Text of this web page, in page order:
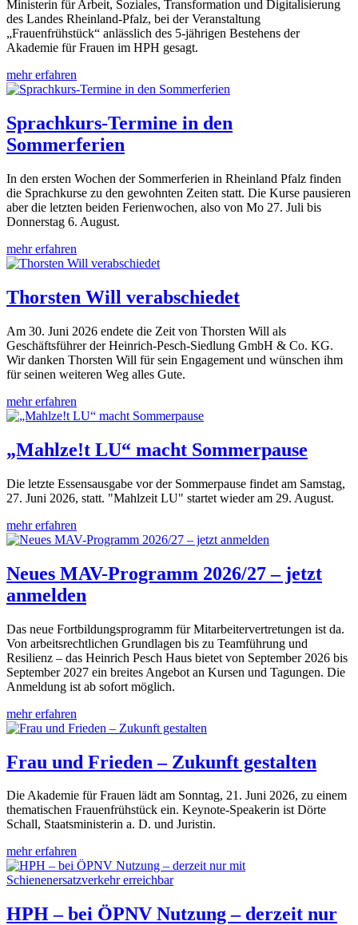
Ministerin für Arbeit, Soziales, Transformation und Digitalisierung
des Landes Rheinland-Pfalz, bei der Veranstaltung
„Frauenfrühstück“ anlässlich des 5-jährigen Bestehens der
Akademie für Frauen im HPH gesagt.
mehr erfahren
Sprachkurs-Termine in den
Sommerferien
In den ersten Wochen der Sommerferien in Rheinland Pfalz finden
die Sprachkurse zu den gewohnten Zeiten statt. Die Kurse pausieren
aber die letzten beiden Ferienwochen, also von Mo 27. Juli bis
Donnerstag 6. August.
mehr erfahren
Thorsten Will verabschiedet
Am 30. Juni 2026 endete die Zeit von Thorsten Will als
Geschäftsführer der Heinrich-Pesch-Siedlung GmbH & Co. KG.
Wir danken Thorsten Will für sein Engagement und wünschen ihm
für seinen weiteren Weg alles Gute.
mehr erfahren
„Mahlze!t LU“ macht Sommerpause
Die letzte Essensausgabe vor der Sommerpause findet am Samstag,
27. Juni 2026, statt. "Mahlzeit LU" startet wieder am 29. August.
mehr erfahren
Neues MAV-Programm 2026/27 – jetzt
anmelden
Das neue Fortbildungsprogramm für Mitarbeitervertretungen ist da.
Von arbeitsrechtlichen Grundlagen bis zu Teamführung und
Resilienz – das Heinrich Pesch Haus bietet von September 2026 bis
September 2027 ein breites Angebot an Kursen und Tagungen. Die
Anmeldung ist ab sofort möglich.
mehr erfahren
Frau und Frieden – Zukunft gestalten
Die Akademie für Frauen lädt am Sonntag, 21. Juni 2026, zu einem
thematischen Frauenfrühstück ein. Keynote-Speakerin ist Dörte
Schall, Staatsministerin a. D. und Juristin.
mehr erfahren
HPH – bei ÖPNV Nutzung – derzeit nur